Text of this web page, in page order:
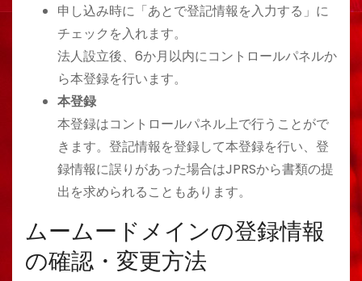
申し込み時に「あとで登記情報を入力する」に
チェックを入れます。
法人設立後、6か月以内にコントロールパネルか
ら本登録を行います。
本登録
本登録はコントロールパネル上で行うことがで
きます。登記情報を登録して本登録を行い、登
録情報に誤りがあった場合はJPRSから書類の提
出を求められることもあります。
ムームードメインの登録情報
の確認・変更方法